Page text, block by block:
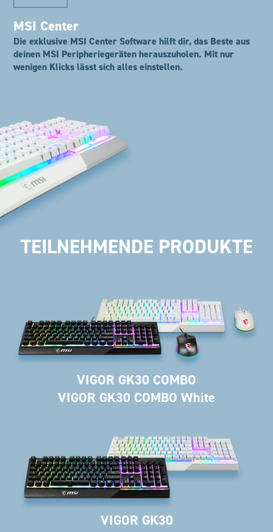
MSI Center
Die exklusive MSI Center Software hilft dir, das Beste aus
deinen MSI Peripheriegeräten herauszuholen. Mit nur
wenigen Klicks lässt sich alles einstellen.
TEILNEHMENDE PRODUKTE
VIGOR GK30 COMBO
VIGOR GK30 COMBO White
VIGOR GK30